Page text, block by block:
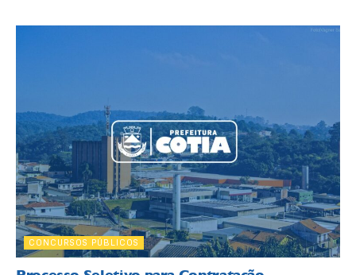
CONCURSOS PÚBLICOS